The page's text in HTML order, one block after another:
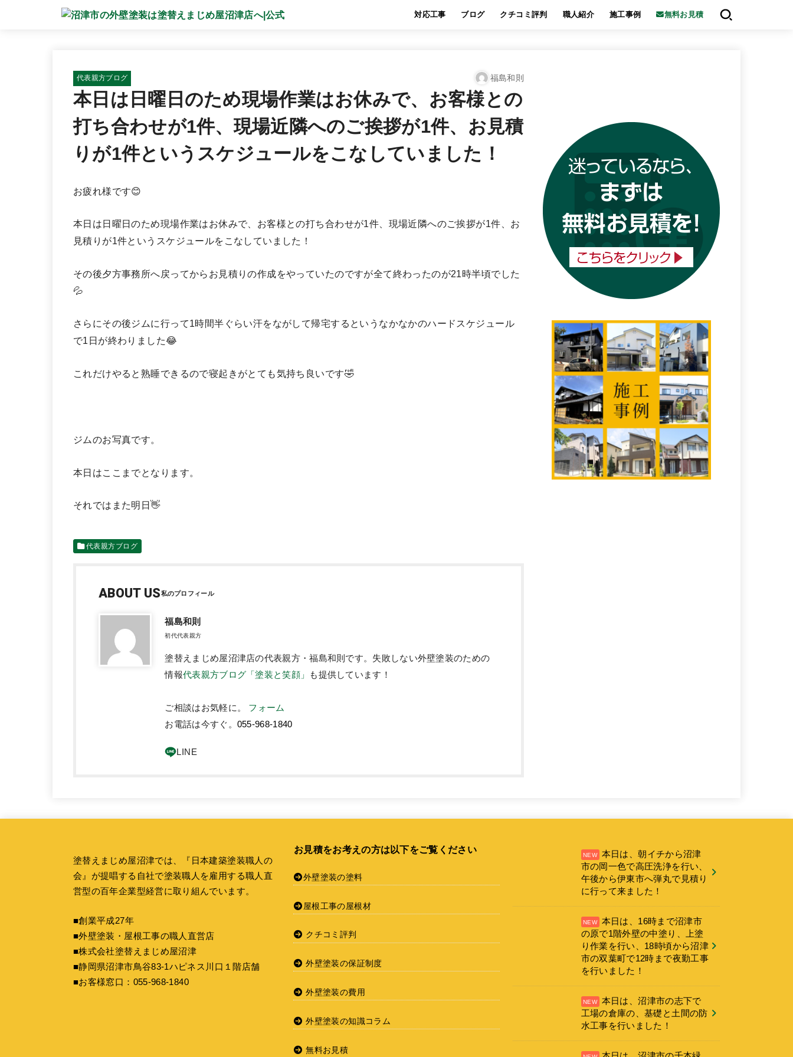
対応工事 ブログ クチコミ評判 職人紹介 施工事例 無料お見積
代表親方ブログ 福島和則
本日は日曜日のため現場作業はお休みで、お客様との
打ち合わせが1件、現場近隣へのご挨拶が1件、お見積
りが1件というスケジュールをこなしていました！
お疲れ様です😊
本日は日曜日のため現場作業はお休みで、お客様との打ち合わせが1件、現場近隣へのご挨拶が1件、お
見積りが1件というスケジュールをこなしていました！
その後夕方事務所へ戻ってからお見積りの作成をやっていたのですが全て終わったのが21時半頃でした
💦
さらにその後ジムに行って1時間半ぐらい汗をながして帰宅するというなかなかのハードスケジュール
で1日が終わりました😂
これだけやると熟睡できるので寝起きがとても気持ち良いです🤣
ジムのお写真です。
本日はここまでとなります。
それではまた明日👋
代表親方ブログ
ABOUT US
福島和則
初代代表親方
塗替えまじめ屋沼津店の代表親方・福島和則です。失敗しない外壁塗装のための
情報代表親方ブログ「塗装と笑顔」 も提供しています！
ご相談はお気軽に。 フォーム
お電話は今すぐ。 055-968-1840
塗替えまじめ屋沼津では、『 日本建築塗装職人の
会』が提唱する自社で塗装職人を雇用する職人直
営型の百年企業型経営に取り組んでいます。
■創業平成27年
■外壁塗装・屋根工事の職人直営店
■株式会社塗替えまじめ屋沼津
■静岡県沼津市鳥谷83-1ハピネス川口１階店舗
■お客様窓口： 055-968-1840
お見積をお考えの方は以下をご覧ください
外壁塗装の塗料
屋根工事の屋根材
クチコミ評判
外壁塗装の保証制度
外壁塗装の費用
外壁塗装の知識コラム
無料お見積
本日は、朝イチから沼津
市の岡一色で高圧洗浄を行い、
午後から伊東市へ弾丸で見積り
に行って来ました！
本日は、16時まで沼津市
の原で1階外壁の中塗り、上塗
り作業を行い、18時頃から沼津
市の双葉町で12時まで夜勤工事
を行いました！
本日は、沼津市の志下で
工場の倉庫の、基礎と土間の防
水工事を行いました！